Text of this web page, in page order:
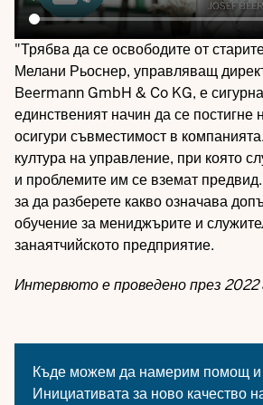
"Трябва да се освободите от
Мелани Рьоснер, управляващ
Beermann GmbH & Co KG, е
единственият начин да се постигне
осигури съвместимост в
култура на управление, при която
и проблемите им се вземат
за да разберете какво означава
обучение за мениджърите и
занаятчийското предприятие.
Интервюто е проведено през 2022
Къде можем да намерим помощ и
Инициативата за ново качество